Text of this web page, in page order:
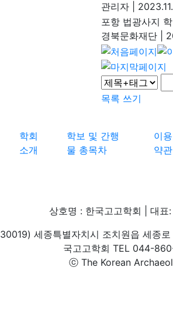
관리자
포항 법광사지
경북문화재단
목록 쓰기
학회
소개
학보 및 간행
물 총목차
이용
약관
상호명 : 한국고고학회 | 대
30019) 세종특별자치시 조치원읍 세종
국고고학회 TEL 044-
ⓒ The Korean